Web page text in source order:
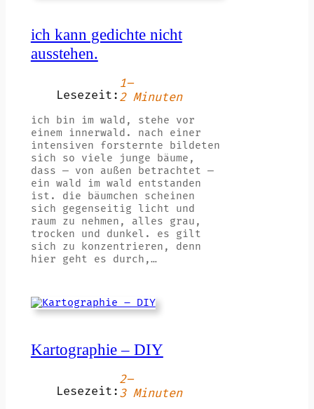
ich kann gedichte nicht
ausstehen.
Lesezeit:
1–
2 Minuten
ich bin im wald, stehe vor
einem innerwald. nach einer
intensiven forsternte bildeten
sich so viele junge bäume,
dass — von außen betrachtet —
ein wald im wald entstanden
ist. die bäumchen scheinen
sich gegenseitig licht und
raum zu nehmen, alles grau,
trocken und dunkel. es gilt
sich zu konzentrieren, denn
hier geht es durch,…
Kartographie – DIY
Lesezeit:
2–
3 Minuten